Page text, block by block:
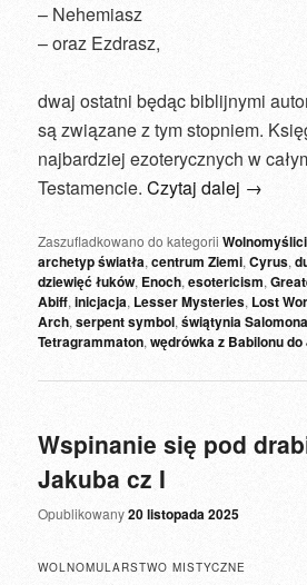
– Nehemiasz
– oraz Ezdrasz,
dwaj ostatni będąc biblijnymi
są związane z tym stopniem.
najbardziej ezoterycznych w
Testamencie.Czytaj dalej →
Zaszufladkowano do kategorii
archetyp światła,centrum Ziemi,Cyrus,
dziewięć łuków,Enoch,esotericism,
Abiff,inicjacja, Lesser Mysteries, Lost
Arch,serpent symbol,świątynia Salomona
Tetragrammaton,wędrówka z Babilonu
Wspinanie się pod
Jakuba cz I
Opublikowany20 listopada 2025
WOLNOMULARSTWO MISTYCZNE